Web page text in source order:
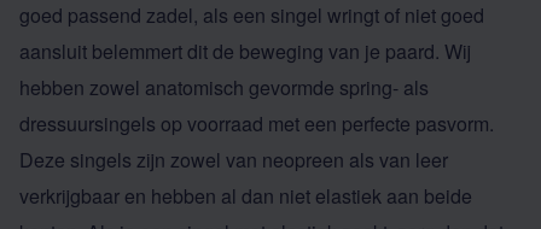
goed passend zadel, als een singel wringt of niet goed
aansluit belemmert dit de beweging van je paard. Wij
hebben zowel anatomisch gevormde spring- als
dressuursingels op voorraad met een perfecte pasvorm.
Deze singels zijn zowel van neopreen als van leer
verkrijgbaar en hebben al dan niet elastiek aan beide